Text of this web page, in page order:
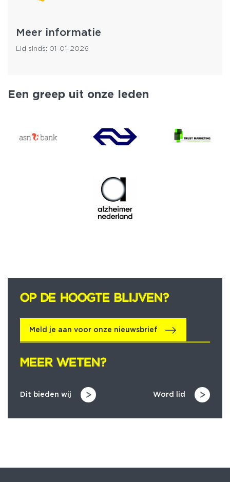
Meer informatie
Lid sinds: 01-01-2026
Een greep uit onze leden
OP DE HOOGTE BLIJVEN?
OP DE HOOGTE BLIJVEN?
Meld je aan voor onze nieuwsbrief
MEER WETEN?
MEER WETEN?
Dit bieden wij Word lid